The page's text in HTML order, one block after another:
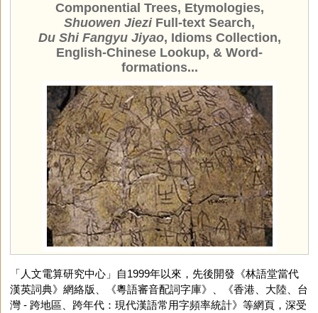
Componential Trees, Etymologies,
Shuowen JieziFull-text Search,
Du Shi Fangyu Jiyao, Idioms Collection,
English-Chinese Lookup, & Word-
formations...
「人文電算研究中心」自1999年以來，先後開發《林語堂當代
漢英詞典》網絡版、《粵語審音配詞字庫》、《香港、大陸、台
灣 - 跨地區、跨年代：現代漢語常用字頻率統計》等網頁，深受